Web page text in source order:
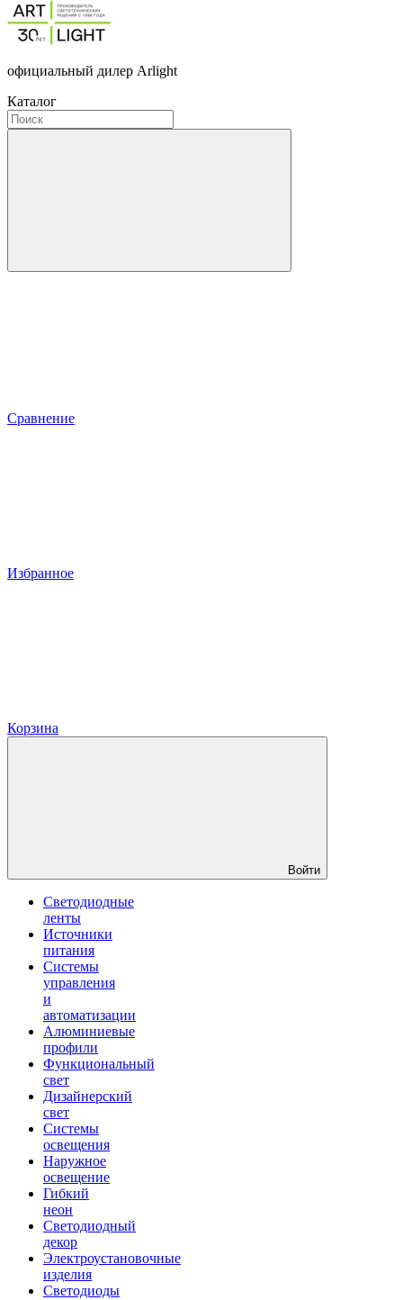
официальный дилер Arlight
Каталог
Сравнение
Избранное
Корзина
Войти
Светодиодные
ленты
Источники
питания
Системы
управления
и
автоматизации
Алюминиевые
профили
Функциональный
свет
Дизайнерский
свет
Системы
освещения
Наружное
освещение
Гибкий
неон
Светодиодный
декор
Электроустановочные
изделия
Светодиоды